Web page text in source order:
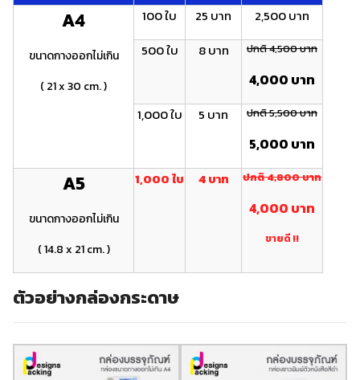
A4
ขนาดกางออกไม่เกิน
( 21 x 30 cm. )
100 ใบ 25 บาท
2,500 บาท
500 ใบ
8 บาท ปกติ 4,500 บาท
4,000 บาท
1,000 ใบ 5 บาท ปกติ 5,500 บาท
5,000 บาท
A5
ขนาดกางออกไม่เกิน
( 14.8 x 21 cm. )
1,000 ใบ 4 บาท ปกติ 4 ,800 บาท
4 ,000 บาท
ขายดี !!
ตัวอย่างกล่องกระดาษ